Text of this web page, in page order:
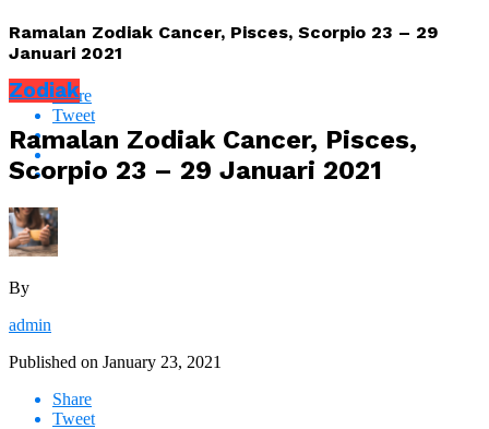
Ramalan Zodiak Cancer, Pisces, Scorpio 23 – 29
Januari 2021
Share
Tweet
Zodiak
Ramalan Zodiak Cancer, Pisces,
Scorpio 23 – 29 Januari 2021
By
admin
Published on January 23, 2021
Share
Tweet